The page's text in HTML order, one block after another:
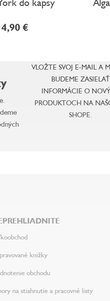
4,90 €
VLOŽTE SVOJ E-MAIL A
BUDEME ZASIELAŤ
INFORMÁCIE O
PRODUKTOCH NA
SHOPE.
knižky
obchodu
na stiahnutie a pracovné listy